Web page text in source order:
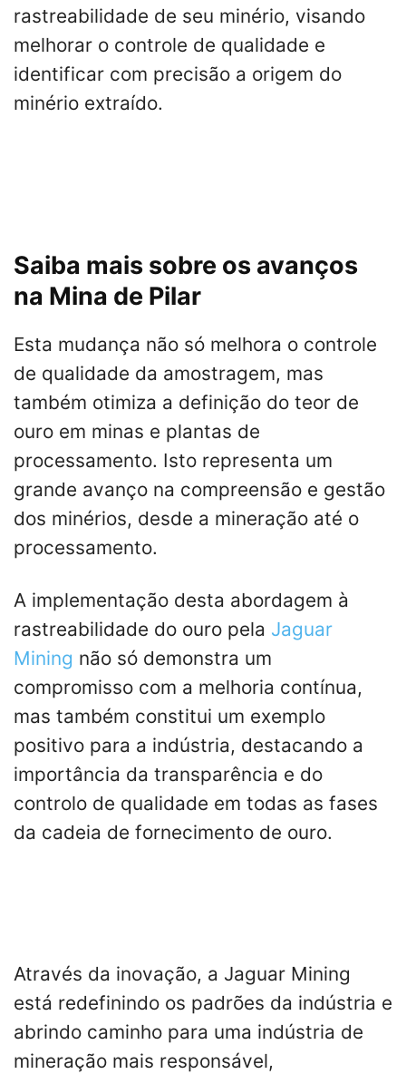
rastreabilidade de seu minério, visando
melhorar o controle de qualidade e
identificar com precisão a origem do
minério extraído.
Saiba mais sobre os avanços
na Mina de Pilar
Esta mudança não só melhora o controle
de qualidade da amostragem, mas
também otimiza a definição do teor de
ouro em minas e plantas de
processamento. Isto representa um
grande avanço na compreensão e gestão
dos minérios, desde a mineração até o
processamento.
A implementação desta abordagem à
rastreabilidade do ouro pela Jaguar
Mining não só demonstra um
compromisso com a melhoria contínua,
mas também constitui um exemplo
positivo para a indústria, destacando a
importância da transparência e do
controlo de qualidade em todas as fases
da cadeia de fornecimento de ouro.
Através da inovação, a Jaguar Mining
está redefinindo os padrões da indústria e
abrindo caminho para uma indústria de
mineração mais responsável,